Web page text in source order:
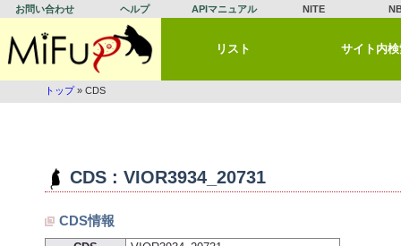
お問い合わせ ヘルプ APIマニュアル NITE
リスト サイト内
トップ» CDS
CDS : VIOR3934_20731
CDS情報